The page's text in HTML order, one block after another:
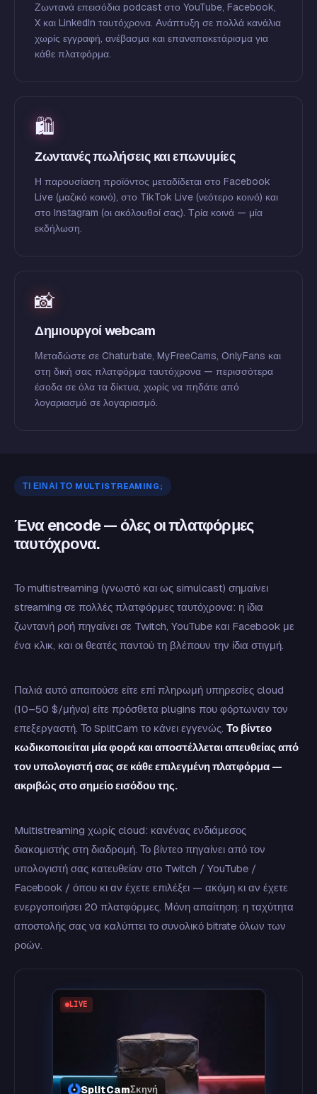
Ζωντανά επεισόδια podcast στο YouTube, Facebook,
X και LinkedIn ταυτόχρονα. Ανάπτυξη σε πολλά κανάλια
χωρίς εγγραφή, ανέβασμα και επαναπακετάρισμα για
κάθε πλατφόρμα.
🛍
Ζωντανές πωλήσεις και επωνυμίες
Η παρουσίαση προϊόντος μεταδίδεται στο Facebook
Live (μαζικό κοινό), στο TikTok Live (νεότερο κοινό) και
στο Instagram (οι ακόλουθοί σας). Τρία κοινά — μία
εκδήλωση.
📸
Δημιουργοί webcam
Μεταδώστε σε Chaturbate, MyFreeCams, OnlyFans και
στη δική σας πλατφόρμα ταυτόχρονα — περισσότερα
έσοδα σε όλα τα δίκτυα, χωρίς να πηδάτε από
λογαριασμό σε λογαριασμό.
ΤΙ ΕΊΝΑΙ ΤΟ MULTISTREAMING;
Ένα encode — όλες οι πλατφόρμες
ταυτόχρονα.
Το multistreaming (γνωστό και ως simulcast) σημαίνει
streaming σε πολλές πλατφόρμες ταυτόχρονα: η ίδια
ζωντανή ροή πηγαίνει σε Twitch, YouTube και Facebook με
ένα κλικ, και οι θεατές παντού τη βλέπουν την ίδια στιγμή.
Παλιά αυτό απαιτούσε είτε επί πληρωμή υπηρεσίες cloud
(10–50 $/μήνα) είτε πρόσθετα plugins που φόρτωναν τον
επεξεργαστή. Το SplitCam το κάνει εγγενώς. Το βίντεο
κωδικοποιείται μία φορά και αποστέλλεται απευθείας από
τον υπολογιστή σας σε κάθε επιλεγμένη πλατφόρμα —
ακριβώς στο σημείο εισόδου της.
Multistreaming χωρίς cloud: κανένας ενδιάμεσος
διακομιστής στη διαδρομή. Το βίντεο πηγαίνει από τον
υπολογιστή σας κατευθείαν στο Twitch / YouTube /
Facebook / όπου κι αν έχετε επιλέξει — ακόμη κι αν έχετε
ενεργοποιήσει 20 πλατφόρμες. Μόνη απαίτηση: η ταχύτητα
αποστολής σας να καλύπτει το συνολικό bitrate όλων των
ροών.
LIVE
SplitCamΣκηνή